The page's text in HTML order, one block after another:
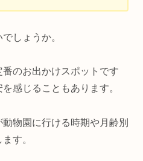
しょうか。
のお出かけスポットです
感じることもあります。
物園に行ける時期や月齢別
す。